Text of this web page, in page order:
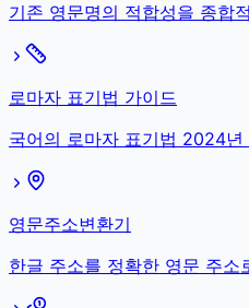
기존 영문명의 적합성을 종합
로마자 표기법 가이드
국어의 로마자 표기법 2024년
영문주소변환기
한글 주소를 정확한 영문 주소